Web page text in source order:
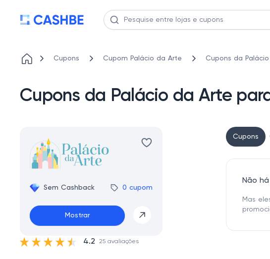
Cupons Cupom Palácio da Arte Cupons da
Cupons da Palácio da Arte
Sem Cashback 0 cupom
Mostrar
4.2 25 avaliações
Cupons
Não
Mas